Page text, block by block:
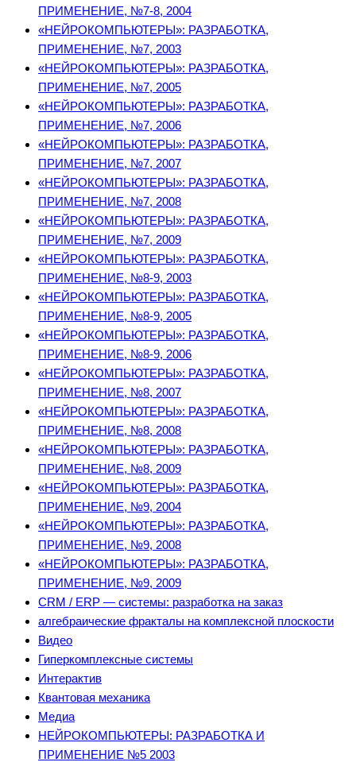
ПРИМЕНЕНИЕ, №7-8, 2004
«НЕЙРОКОМПЬЮТЕРЫ»: РАЗРАБОТКА,
ПРИМЕНЕНИЕ, №7, 2003
«НЕЙРОКОМПЬЮТЕРЫ»: РАЗРАБОТКА,
ПРИМЕНЕНИЕ, №7, 2005
«НЕЙРОКОМПЬЮТЕРЫ»: РАЗРАБОТКА,
ПРИМЕНЕНИЕ, №7, 2006
«НЕЙРОКОМПЬЮТЕРЫ»: РАЗРАБОТКА,
ПРИМЕНЕНИЕ, №7, 2007
«НЕЙРОКОМПЬЮТЕРЫ»: РАЗРАБОТКА,
ПРИМЕНЕНИЕ, №7, 2008
«НЕЙРОКОМПЬЮТЕРЫ»: РАЗРАБОТКА,
ПРИМЕНЕНИЕ, №7, 2009
«НЕЙРОКОМПЬЮТЕРЫ»: РАЗРАБОТКА,
ПРИМЕНЕНИЕ, №8-9, 2003
«НЕЙРОКОМПЬЮТЕРЫ»: РАЗРАБОТКА,
ПРИМЕНЕНИЕ, №8-9, 2005
«НЕЙРОКОМПЬЮТЕРЫ»: РАЗРАБОТКА,
ПРИМЕНЕНИЕ, №8-9, 2006
«НЕЙРОКОМПЬЮТЕРЫ»: РАЗРАБОТКА,
ПРИМЕНЕНИЕ, №8, 2007
«НЕЙРОКОМПЬЮТЕРЫ»: РАЗРАБОТКА,
ПРИМЕНЕНИЕ, №8, 2008
«НЕЙРОКОМПЬЮТЕРЫ»: РАЗРАБОТКА,
ПРИМЕНЕНИЕ, №8, 2009
«НЕЙРОКОМПЬЮТЕРЫ»: РАЗРАБОТКА,
ПРИМЕНЕНИЕ, №9, 2004
«НЕЙРОКОМПЬЮТЕРЫ»: РАЗРАБОТКА,
ПРИМЕНЕНИЕ, №9, 2008
«НЕЙРОКОМПЬЮТЕРЫ»: РАЗРАБОТКА,
ПРИМЕНЕНИЕ, №9, 2009
CRM / ERP — системы: разработка на заказ
алгебраические фракталы на комплексной плоскости
Видео
Гиперкомплексные системы
Интерактив
Квантовая механика
Медиа
НЕЙРОКОМПЬЮТЕРЫ: РАЗРАБОТКА И
ПРИМЕНЕНИЕ №5 2003